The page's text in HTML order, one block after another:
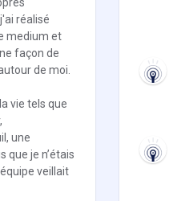
réalisé
medium et
façon de
de moi.
vie tels que
une
que je n’étais
veillait